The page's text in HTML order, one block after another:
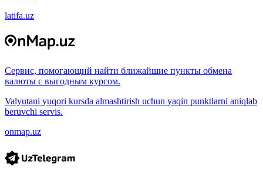
latifa.uz
Сервис, помогающий найти ближайшие пункты обмена
валюты с выгодным курсом.
Valyutani yuqori kursda almashtirish uchun yaqin punktlarni aniqlab
beruvchi servis.
onmap.uz